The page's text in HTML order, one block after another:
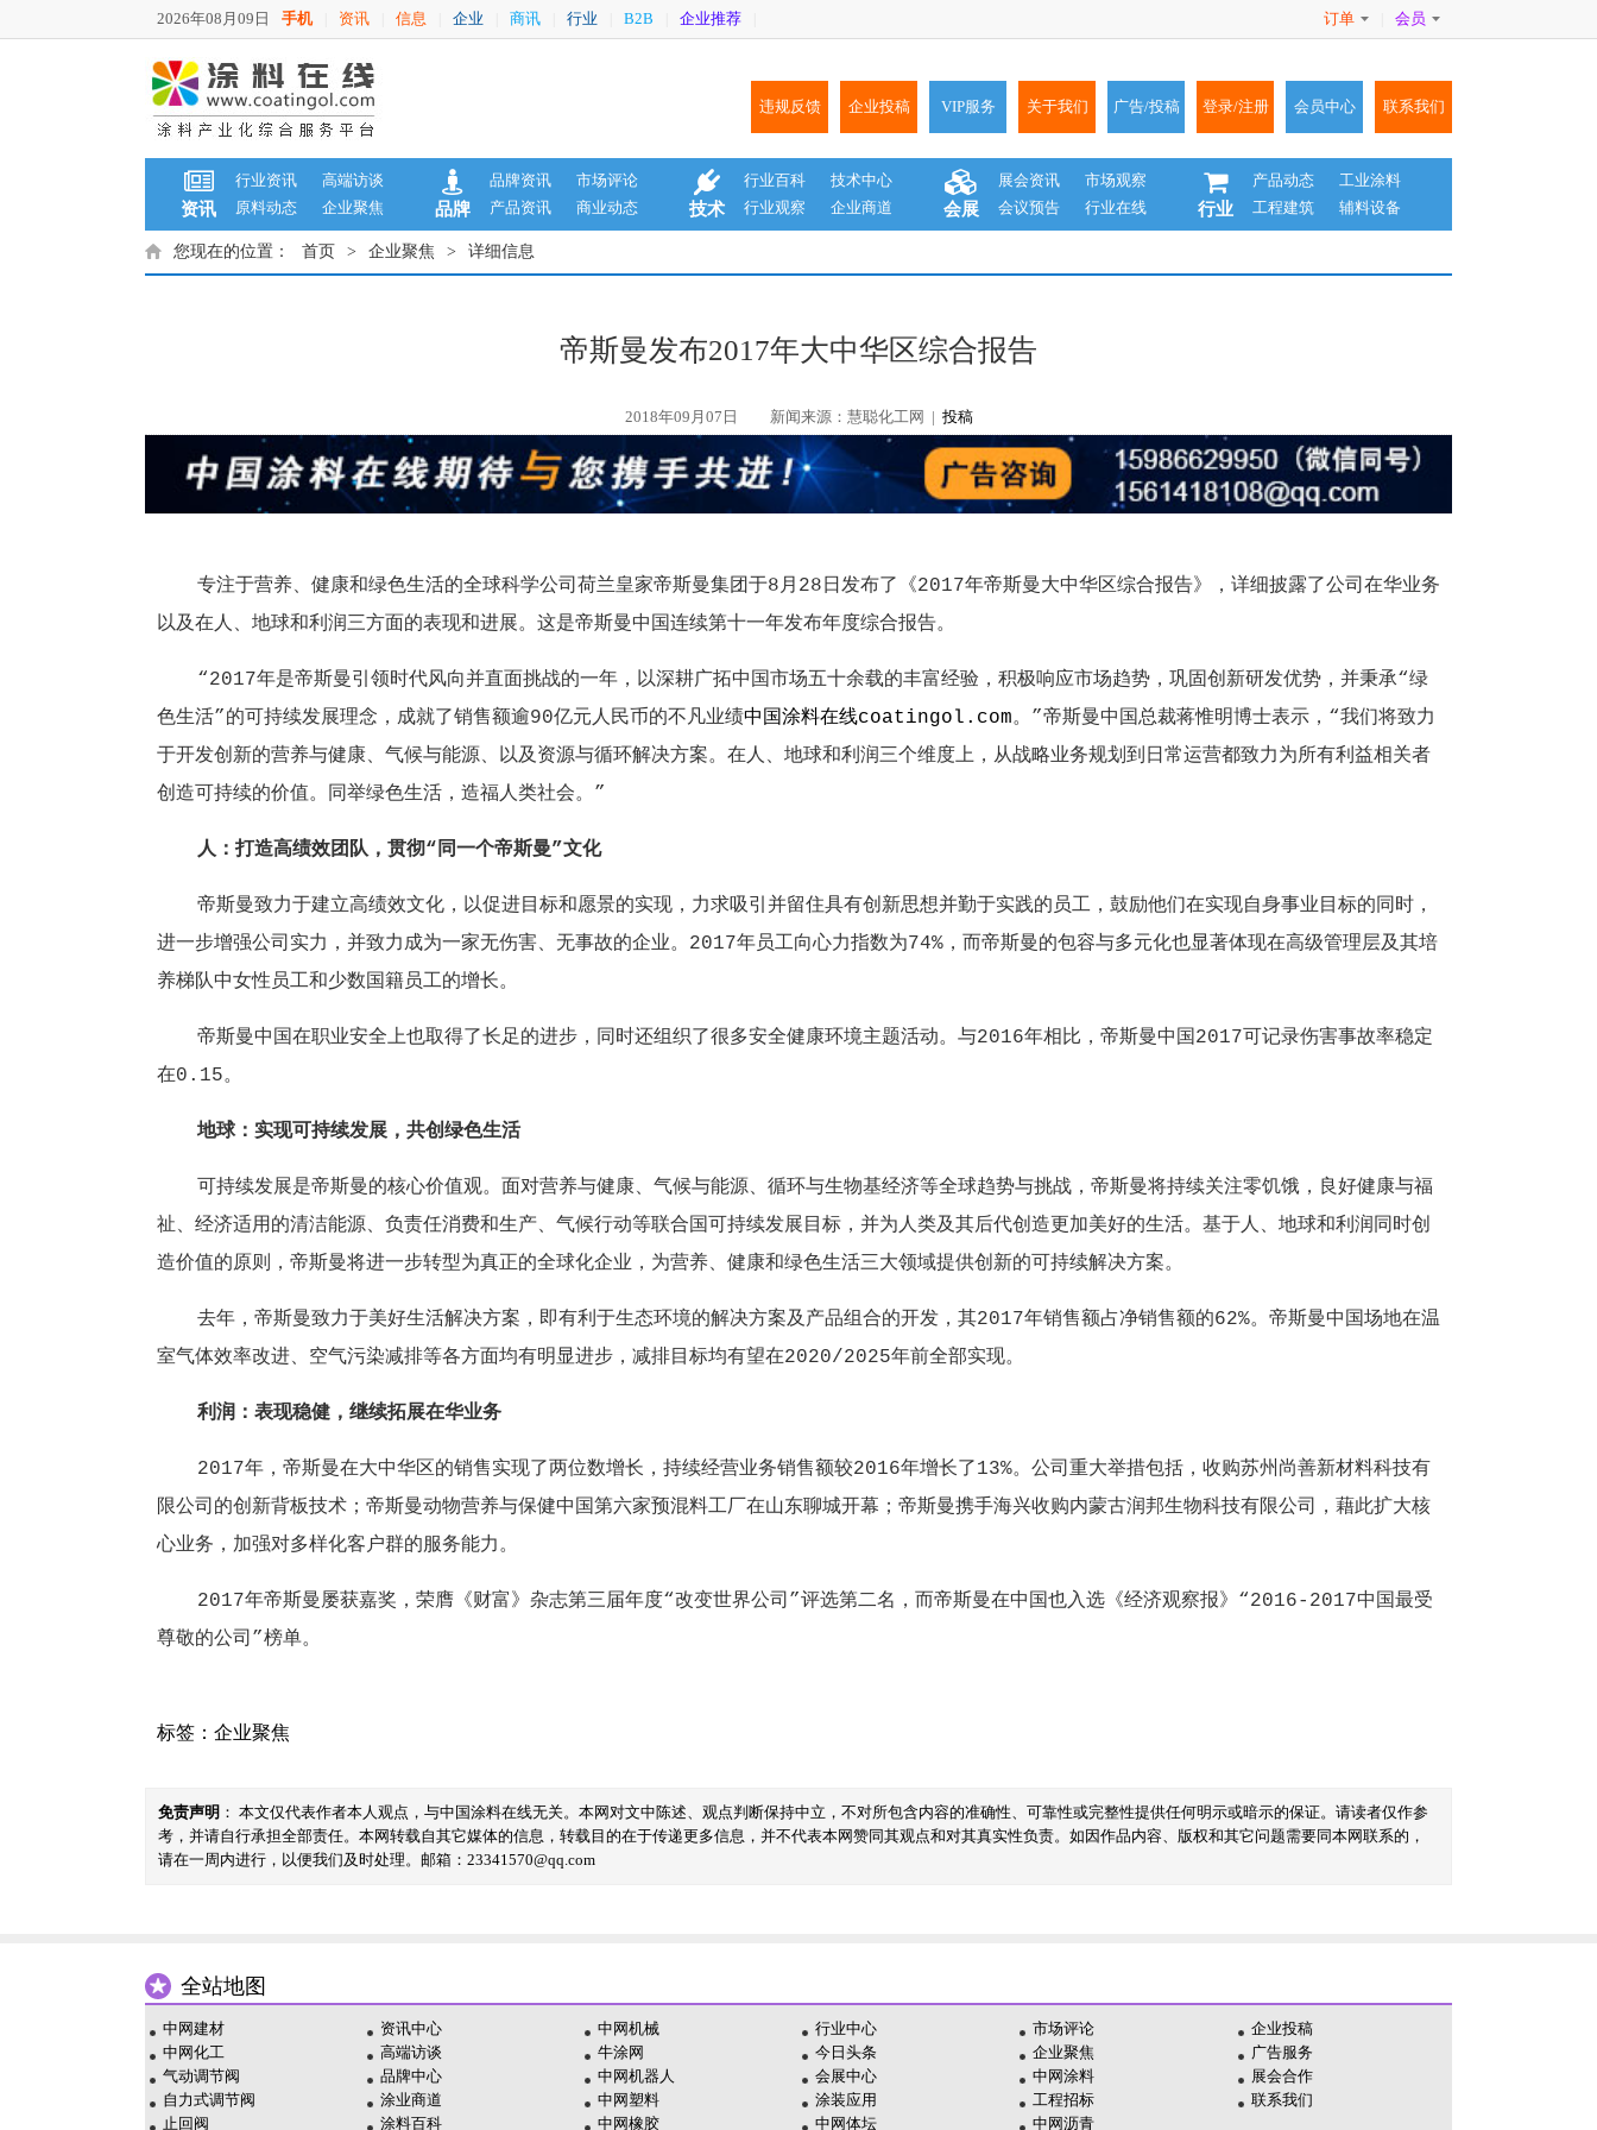
2026年08月09日 手机 资讯 信息 企业 商讯 行业 B2B 企业推荐 订单 会员
违规反馈 企业投稿 VIP服务 关于我们 广告/投稿 登录/注册 会员中心 联系我们
资讯
行业资讯
高端访谈
原料动态
企业聚焦 品牌
品牌资讯
市场评论
产品资讯
商业动态 技术
行业百科
技术中心
行业观察
企业商道 会展
展会资讯
市场观察
会议预告
行业在线 行业
产品动态
工业涂料
工程建筑
辅料设备
您现在的位置： 首页 > 企业聚焦 > 详细信息
帝斯曼发布2017年大中华区综合报告
2018年09月07日 新闻来源：慧聪化工网 | 投稿
专注于营养、健康和绿色生活的全球科学公司荷兰皇家帝斯曼集团于8月28日发布了《2017年帝斯曼大中华区综合报告》，详细披露了公司在华业务
以及在人、地球和利润三方面的表现和进展。这是帝斯曼中国连续第十一年发布年度综合报告。
“2017年是帝斯曼引领时代风向并直面挑战的一年，以深耕广拓中国市场五十余载的丰富经验，积极响应市场趋势，巩固创新研发优势，并秉承“绿
色生活”的可持续发展理念，成就了销售额逾90亿元人民币的不凡业绩中国涂料在线coatingol.com。”帝斯曼中国总裁蒋惟明博士表示，“我们将致力
于开发创新的营养与健康、气候与能源、以及资源与循环解决方案。在人、地球和利润三个维度上，从战略业务规划到日常运营都致力为所有利益相关者
创造可持续的价值。同举绿色生活，造福人类社会。”
人：打造高绩效团队，贯彻“同一个帝斯曼”文化
帝斯曼致力于建立高绩效文化，以促进目标和愿景的实现，力求吸引并留住具有创新思想并勤于实践的员工，鼓励他们在实现自身事业目标的同时，
进一步增强公司实力，并致力成为一家无伤害、无事故的企业。2017年员工向心力指数为74%，而帝斯曼的包容与多元化也显著体现在高级管理层及其培
养梯队中女性员工和少数国籍员工的增长。
帝斯曼中国在职业安全上也取得了长足的进步，同时还组织了很多安全健康环境主题活动。与2016年相比，帝斯曼中国2017可记录伤害事故率稳定
在0.15。
地球：实现可持续发展，共创绿色生活
可持续发展是帝斯曼的核心价值观。面对营养与健康、气候与能源、循环与生物基经济等全球趋势与挑战，帝斯曼将持续关注零饥饿，良好健康与福
祉、经济适用的清洁能源、负责任消费和生产、气候行动等联合国可持续发展目标，并为人类及其后代创造更加美好的生活。基于人、地球和利润同时创
造价值的原则，帝斯曼将进一步转型为真正的全球化企业，为营养、健康和绿色生活三大领域提供创新的可持续解决方案。
去年，帝斯曼致力于美好生活解决方案，即有利于生态环境的解决方案及产品组合的开发，其2017年销售额占净销售额的62%。帝斯曼中国场地在温
室气体效率改进、空气污染减排等各方面均有明显进步，减排目标均有望在2020/2025年前全部实现。
利润：表现稳健，继续拓展在华业务
2017年，帝斯曼在大中华区的销售实现了两位数增长，持续经营业务销售额较2016年增长了13%。公司重大举措包括，收购苏州尚善新材料科技有
限公司的创新背板技术；帝斯曼动物营养与保健中国第六家预混料工厂在山东聊城开幕；帝斯曼携手海兴收购内蒙古润邦生物科技有限公司，藉此扩大核
心业务，加强对多样化客户群的服务能力。
2017年帝斯曼屡获嘉奖，荣膺《财富》杂志第三届年度“改变世界公司”评选第二名，而帝斯曼在中国也入选《经济观察报》“2016-2017中国最受
尊敬的公司”榜单。
标签： 企业聚焦
免责声明 ： 本文仅代表作者本人观点，与中国涂料在线无关。本网对文中陈述、观点判断保持中立，不对所包含内容的准确性、可靠性或完整性提供任何明示或暗示的保证。请读者仅作参
考，并请自行承担全部责任。本网转载自其它媒体的信息，转载目的在于传递更多信息，并不代表本网赞同其观点和对其真实性负责。如因作品内容、版权和其它问题需要同本网联系的，
请在一周内进行，以便我们及时处理。邮箱：23341570@qq.com
全站地图
中网建材
中网化工
气动调节阀
自力式调节阀
止回阀
资讯中心
高端访谈
品牌中心
涂业商道
涂料百科
中网机械
牛涂网
中网机器人
中网塑料
中网橡胶
行业中心
今日头条
会展中心
涂装应用
中网体坛
市场评论
企业聚焦
中网涂料
工程招标
中网沥青
企业投稿
广告服务
展会合作
联系我们